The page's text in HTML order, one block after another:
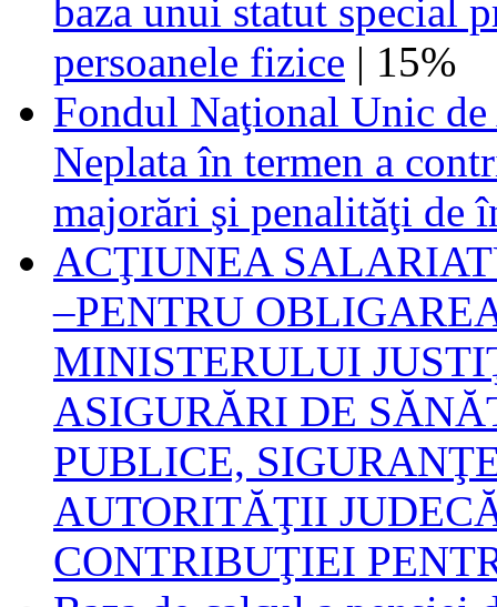
baza unui statut special
persoanele fizice | 15%
Fondul Naţional Unic de
Neplata în termen a
majorări şi penalităţi de
ACŢIUNEA
–PENTRU
MINISTERULUI
ASIGURĂRI DE
PUBLICE,
AUTORITĂŢII
CONTRIBUŢIEI